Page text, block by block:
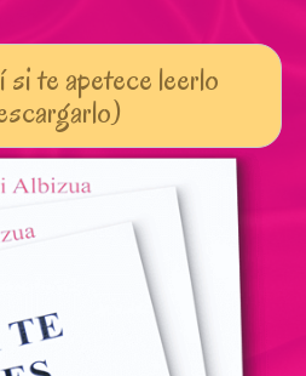
te apetece leerlo